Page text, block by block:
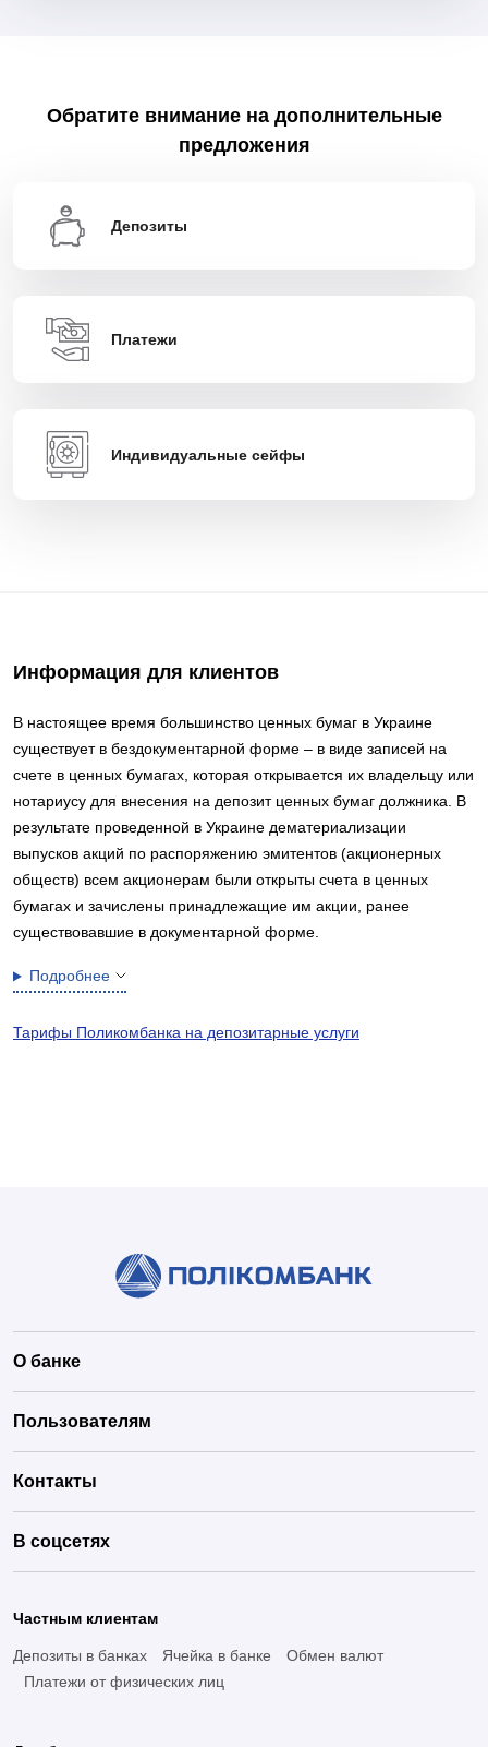
Обратите внимание на дополнительные
предложения
Депозиты
Платежи
Индивидуальные сейфы
Информация для клиентов
В настоящее время большинство ценных бумаг в Украине
существует в бездокументарной форме – в виде записей на
счете в ценных бумагах, которая открывается их владельцу или
нотариусу для внесения на депозит ценных бумаг должника. В
результате проведенной в Украине дематериализации
выпусков акций по распоряжению эмитентов (акционерных
обществ) всем акционерам были открыты счета в ценных
бумагах и зачислены принадлежащие им акции, ранее
существовавшие в документарной форме.
Подробнее
Тарифы Поликомбанка на депозитарные услуги
О банке
Пользователям
Контакты
В соцсетях
Частным клиентам
Депозиты в банках Ячейка в банке
Обмен валют
Платежи от физических лиц